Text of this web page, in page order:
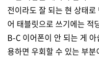
전이라도 잘 되는 현 상태
어 태블릿으로 쓰기에는 적
B-C 이어폰이 안 되는 게
용하면 우회할 수 있는 부